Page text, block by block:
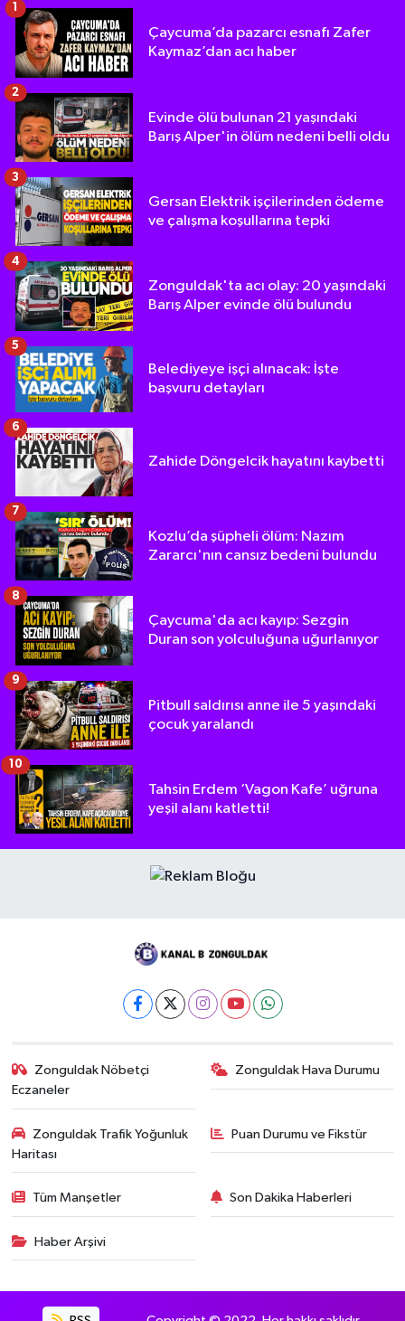
Çaycuma’da pazarcı esnafı Zafer
Kaymaz’dan acı haber
Evinde ölü bulunan 21 yaşındaki
Barış Alper'in ölüm nedeni belli oldu
2
Gersan Elektrik işçilerinden ödeme
ve çalışma koşullarına tepki
3
Zonguldak'ta acı olay: 20 yaşındaki
Barış Alper evinde ölü bulundu
4
Belediyeye işçi alınacak: İşte
başvuru detayları
5
Zahide Döngelcik hayatını kaybetti
6
Kozlu’da şüpheli ölüm: Nazım
Zararcı'nın cansız bedeni bulundu
7
Çaycuma'da acı kayıp: Sezgin
Duran son yolculuğuna uğurlanıyor
8
Pitbull saldırısı anne ile 5 yaşındaki
çocuk yaralandı
9
Tahsin Erdem ‘Vagon Kafe’ uğruna
yeşil alanı katletti!
10
Zonguldak Nöbetçi
Eczaneler
Zonguldak Hava Durumu
Zonguldak Trafik Yoğunluk
Haritası
Puan Durumu ve Fikstür
Tüm Manşetler Son Dakika Haberleri
Haber Arşivi